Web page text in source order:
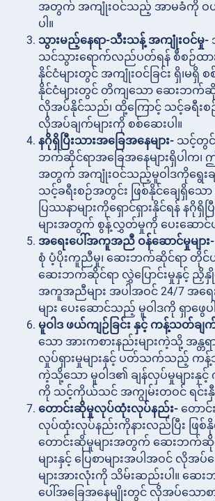
အတွက် အကျုံးဝင်သည့် အာမခံကို ဝယ်
ပါ။
သွားမည့်နေရာ-သီးသန့် အကျုံးဝင်မှု-
သင်သွားရောက်လည်ပတ်ရန် စီစဉ်ထာ
နိုင်ငံများတွင် အကျုံးဝင်ခြင်း ရှိ၊မရှိ
နိုင်ငံများတွင် တိကျသော ဆေးဘက်
လိုအပ်နိုင်သည်၊ ထို့ကြောင့် သင့်ခရီး
လိုအပ်ချက်များကို စစ်ဆေးပါ။
နဂိုရှိပြီးသားအခြေအနေများ- သင့်တွင်
ဘက်ဆိုင်ရာအခြေအနေများရှိပါက၊
အတွက် အကျုံးဝင်သည့်မူဝါဒကိုရွေး
သင့်ခရီးစဉ်အတွင်း ဖြစ်နိုင်ချေရှိသ
ပြဿနာများကိုရှောင်ရှားနိုင်ရန် နဂိုရှိ
များအတွက် စွန့်လွှတ်မှုကို ပေးဆောင်ပ
အရေးပေါ်အကူအညီ ဝန်ဆောင်မှုများ-
စုံ ပံ့ပိုးကူညီမှု၊ ဆေးဘက်ဆိုင်ရာ တိုင်ပ
ဆေးဘက်ဆိုင်ရာ လွှဲပြောင်းမှုနှင့် ညှိနှို
အကူအညီများ အပါအဝင် 24/7 အရ
များ ပေးဆောင်သည့် မူဝါဒကို ရှာဖွေပ
မူဝါဒ ဖယ်ကျဉ်ခြင်း နှင့် ကန့်သတ်ချက်
သော အားကစားနည်းများကဲ့သို့ အန္တရ
လှုပ်ရှားမှုများနှင့် ပတ်သက်သည့် ကန့်
ကဲ့သို့သော မူဝါဒ၏ ချန်လှပ်မှုများနှ
ကို သင့်ကိုယ်သင် အကျွမ်းတဝင် ရင်းနှီး
တောင်းဆိုမှုလုပ်ထုံးလုပ်နည်း- တောင်
လုပ်ထုံးလုပ်နည်းကိုနားလည်ပြီး ဖြစ်နို
တောင်းဆိုမှုများအတွက် ဆေးဘက်ဆို
များနှင့် ပြေစာများအပါအဝင် လိုအ
များအားလုံးကို သိမ်းဆည်းပါ။ ဆေ
ပေါ်အခြေအနေမျိုးတွင် လိုအပ်သောစ